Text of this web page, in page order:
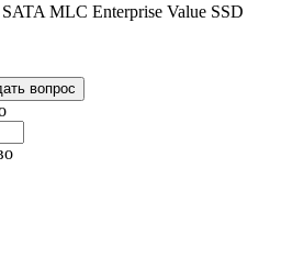
MLC Enterprise Value SSD